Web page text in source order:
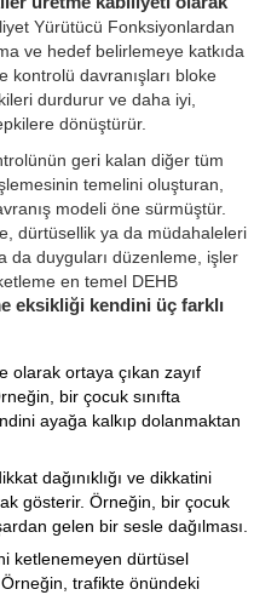
Yürütücü Fonksiyonlardan
ve hedef belirlemeye katkıda
kontrolü davranışları bloke
durdurur ve daha iyi,
dönüştürür.
geri kalan diğer tüm
temelini oluşturan,
modeli öne sürmüştür.
dürtüsellik ya da müdahaleleri
da duyguları düzenleme, işler
en temel DEHB
eksikliği kendini üç farklı
olarak ortaya çıkan zayıf
bir çocuk sınıfta
ayağa kalkıp dolanmaktan
dağınıklığı ve dikkatini
gösterir. Örneğin, bir çocuk
gelen bir sesle dağılması.
ketlenemeyen dürtüsel
trafikte önündeki